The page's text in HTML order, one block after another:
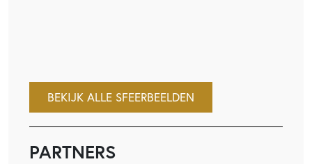
BEKIJK ALLE SFEERBEELDEN
PARTNERS